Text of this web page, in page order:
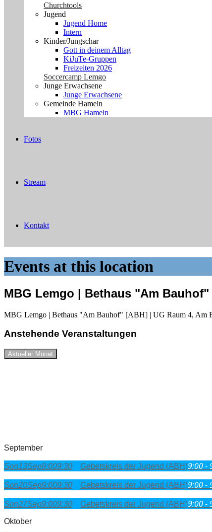
Churchtools
Jugend
Jugend Home
Intern
Kinder/Jungschar
Gott in deinem Alltag
KiJuTe-Gruppen
Freizeiten 2026
Soccercamp Lemgo
Junge Erwachsene
Junge Erwachsene
Gemeinde Hameln
MBG Hameln
Fotos
Stream
Kontakt
Events at this location
MBG Lemgo | Bethaus "Am Bauhof"
MBG Lemgo | Bethaus "Am Bauhof" [ABH] | UG Raum 4, Am
Anstehende Veranstaltungen
Aktueller Monat
September
Son13Sep9:009:30 Gebetskreis der Jugend (ABH)9:00 -
Son20Sep9:009:30 Gebetskreis der Jugend (ABH)9:00 -
Son27Sep9:009:30 Gebetskreis der Jugend (ABH)9:00 -
Oktober